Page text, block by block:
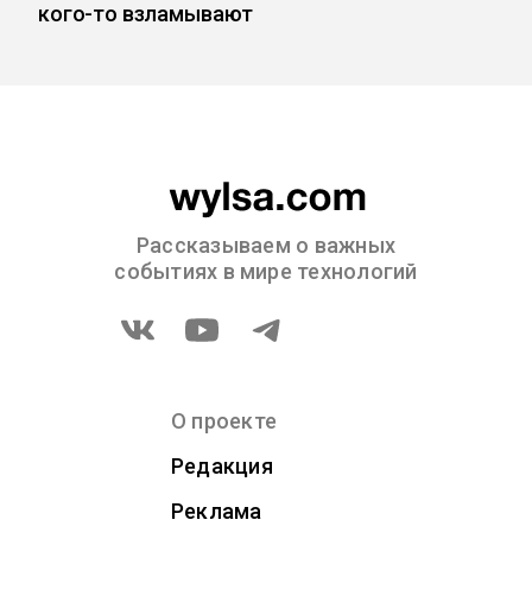
кого-то взламывают
Рассказываем о важных
событиях в мире технологий
О проекте
Редакция
Реклама